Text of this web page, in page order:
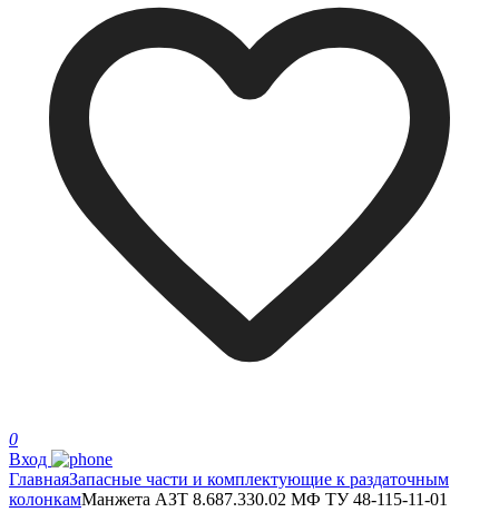
0
Вход
ГлавнаяЗапасные части и комплектующие к раздаточным
колонкамМанжета АЗТ 8.687.330.02 МФ ТУ 48-115-11-01